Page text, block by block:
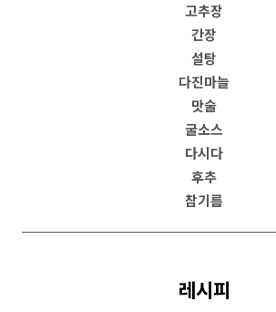
고추장
간장
설탕
다진마늘
맛술
굴소스
다시다
후추
참기름
레시피